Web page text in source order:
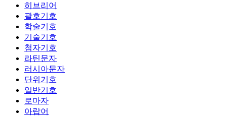
히브리어
괄호기호
학술기호
기술기호
첨자기호
라틴문자
러시아문자
단위기호
일반기호
로마자
아랍어